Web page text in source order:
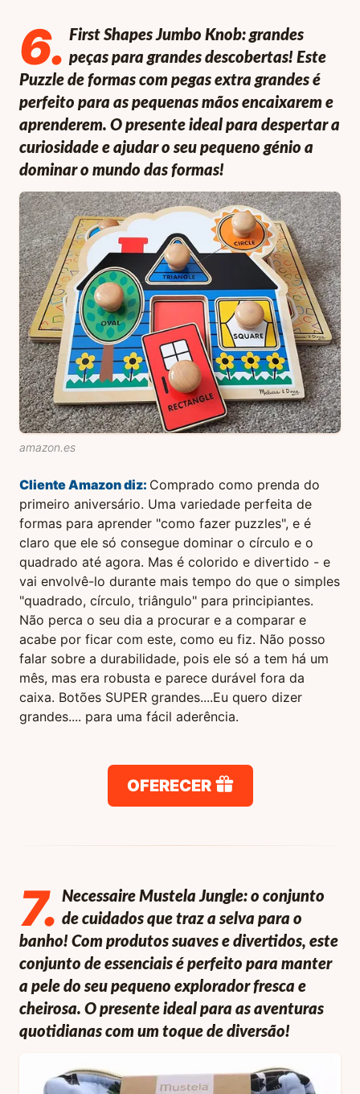
6. First Shapes Jumbo Knob: grandes
peças para grandes descobertas! Este
Puzzle de formas com pegas extra grandes é
perfeito para as pequenas mãos encaixarem e
aprenderem. O presente ideal para despertar a
curiosidade e ajudar o seu pequeno génio a
dominar o mundo das formas!
amazon.es
Cliente Amazondiz: Comprado como prenda do
primeiro aniversário. Uma variedade perfeita de
formas para aprender "como fazer puzzles", e é
claro que ele só consegue dominar o círculo e o
quadrado até agora. Mas é colorido e divertido - e
vai envolvê-lo durante mais tempo do que o simples
"quadrado, círculo, triângulo" para principiantes.
Não perca o seu dia a procurar e a comparar e
acabe por ficar com este, como eu fiz. Não posso
falar sobre a durabilidade, pois ele só a tem há um
mês, mas era robusta e parece durável fora da
caixa. Botões SUPER grandes....Eu quero dizer
grandes.... para uma fácil aderência.
OFERECER
7. Necessaire Mustela Jungle: o conjunto
de cuidados que traz a selva para o
banho! Com produtos suaves e divertidos, este
conjunto de essenciais é perfeito para manter
a pele do seu pequeno explorador fresca e
cheirosa. O presente ideal para as aventuras
quotidianas com um toque de diversão!